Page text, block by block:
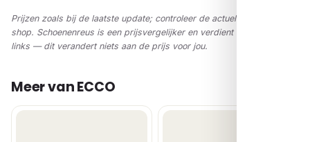
Prijzen zoals bij de laatste update; controleer de actuele prijs in de
shop. Schoenenreus is een prijsvergelijker en verdient via affiliate-
links — dit verandert niets aan de prijs voor jou.
Meer van ECCO